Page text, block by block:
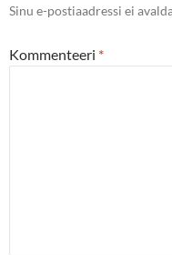
Sinu e-postiaadressi ei
Kommenteeri *